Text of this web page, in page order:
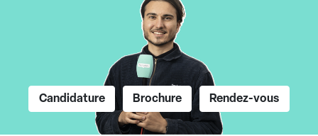
Candidature Brochure Rendez-vous